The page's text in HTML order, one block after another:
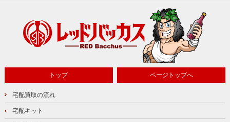
トップ ページトップへ
宅配買取の流れ
宅配キット